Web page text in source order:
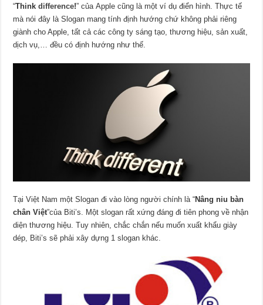
“Thinkdifference!” của Apple cũng là một ví dụ điển hình. Thực tế
mà nói đây là Slogan mang tính định hướng chứ không phải riêng
giành cho Apple, tất cả các công ty sáng tạo, thương hiệu, sản xuất,
dịch vụ,… đều có định hướng như thế.
Tại Việt Nam một Slogan đi vào lòng người chính là “Nâng niu bàn
chân Việt”của Biti’s. Một slogan rất xứng đáng đi tiên phong về nhận
diện thương hiệu. Tuy nhiên, chắc chắn nếu muốn xuất khẩu giày
dép, Biti’s sẽ phải xây dựng 1 slogan khác.